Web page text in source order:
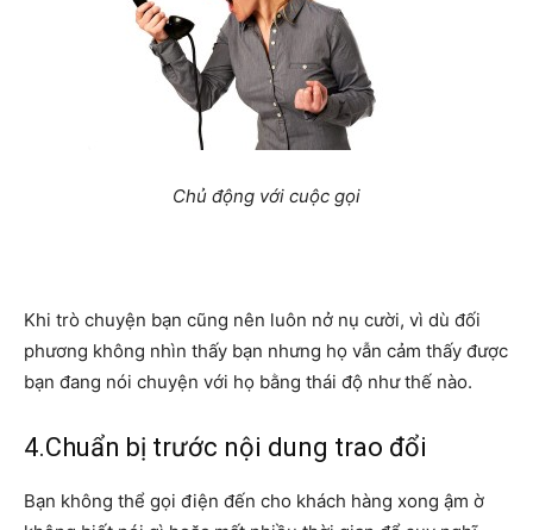
Chủ động với cuộc gọi
Khi trò chuyện bạn cũng nên luôn nở nụ cười, vì dù đối
phương không nhìn thấy bạn nhưng họ vẫn cảm thấy được
bạn đang nói chuyện với họ bằng thái độ như thế nào.
4.Chuẩn bị trước nội dung trao đổi
Bạn không thể gọi điện đến cho khách hàng xong ậm ờ